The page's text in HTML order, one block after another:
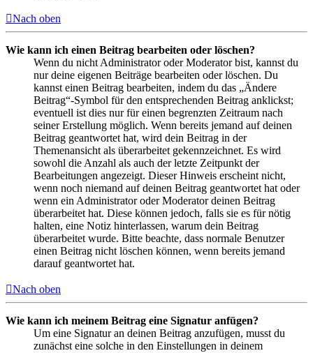
Nach oben
Wie kann ich einen Beitrag bearbeiten oder löschen?
Wenn du nicht Administrator oder Moderator bist, kannst du
nur deine eigenen Beiträge bearbeiten oder löschen. Du
kannst einen Beitrag bearbeiten, indem du das „Ändere
Beitrag“-Symbol für den entsprechenden Beitrag anklickst;
eventuell ist dies nur für einen begrenzten Zeitraum nach
seiner Erstellung möglich. Wenn bereits jemand auf deinen
Beitrag geantwortet hat, wird dein Beitrag in der
Themenansicht als überarbeitet gekennzeichnet. Es wird
sowohl die Anzahl als auch der letzte Zeitpunkt der
Bearbeitungen angezeigt. Dieser Hinweis erscheint nicht,
wenn noch niemand auf deinen Beitrag geantwortet hat oder
wenn ein Administrator oder Moderator deinen Beitrag
überarbeitet hat. Diese können jedoch, falls sie es für nötig
halten, eine Notiz hinterlassen, warum dein Beitrag
überarbeitet wurde. Bitte beachte, dass normale Benutzer
einen Beitrag nicht löschen können, wenn bereits jemand
darauf geantwortet hat.
Nach oben
Wie kann ich meinem Beitrag eine Signatur anfügen?
Um eine Signatur an deinen Beitrag anzufügen, musst du
zunächst eine solche in den Einstellungen in deinem